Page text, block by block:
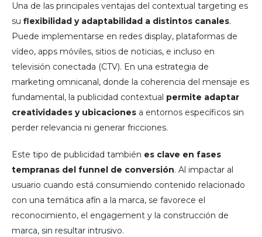
Una de las principales ventajas del contextual targeting es
su flexibilidad y adaptabilidad a distintos canales.
Puede implementarse en redes display, plataformas de
vídeo, apps móviles, sitios de noticias, e incluso en
televisión conectada (CTV). En una estrategia de
marketing omnicanal, donde la coherencia del mensaje es
fundamental, la publicidad contextual permite adaptar
creatividades y ubicaciones a entornos específicos sin
perder relevancia ni generar fricciones.
Este tipo de publicidad también es clave en fases
tempranas del funnel de conversión. Al impactar al
usuario cuando está consumiendo contenido relacionado
con una temática afín a la marca, se favorece el
reconocimiento, el engagement y la construcción de
marca, sin resultar intrusivo.